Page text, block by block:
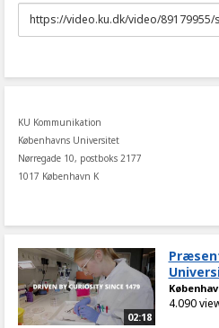
URL
to
KU Kommunikation
Københavns Universitet
Nørregade 10, postboks 2177
1017 København K
02:18
4.090